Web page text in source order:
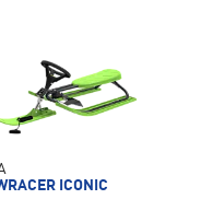
ICONIC